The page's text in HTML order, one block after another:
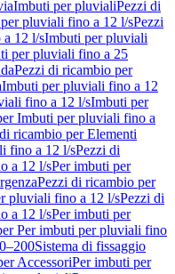
Imbuti per pluvialiPezzi di
pluviali fino a 12 l/sPezzi
12 l/sImbuti per pluviali
per pluviali fino a 25
Pezzi di ricambio per
Imbuti per pluviali fino a 12
fino a 12 l/sImbuti per
Imbuti per pluviali fino a
ricambio per Elementi
fino a 12 l/sPezzi di
a 12 l/sPer imbuti per
Pezzi di ricambio per
pluviali fino a 12 l/sPezzi di
a 12 l/sPer imbuti per
Per imbuti per pluviali fino
Sistema di fissaggio
AccessoriPer imbuti per